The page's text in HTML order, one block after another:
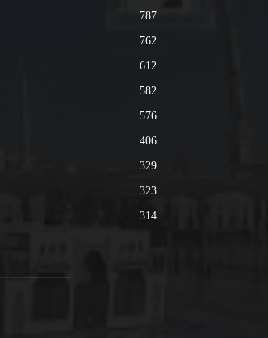
787
762
612
582
576
406
329
323
314